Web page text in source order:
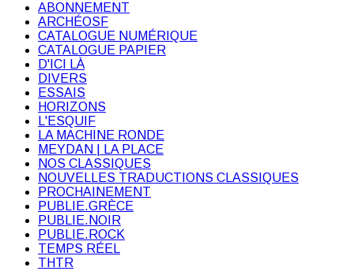
ABONNEMENT
ARCHÉOSF
CATALOGUE NUMÉRIQUE
CATALOGUE PAPIER
D'ICI LÀ
DIVERS
ESSAIS
HORIZONS
L'ESQUIF
LA MACHINE RONDE
MEYDAN | LA PLACE
NOS CLASSIQUES
NOUVELLES TRADUCTIONS CLASSIQUES
PROCHAINEMENT
PUBLIE.GRÈCE
PUBLIE.NOIR
PUBLIE.ROCK
TEMPS RÉEL
THTR